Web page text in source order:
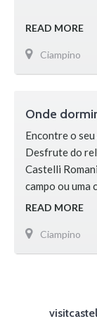
READ MORE
Ciampino
Onde dormir
Encontre o
Desfrute do
Castelli
campo ou uma
vai dominar os
área e
READ MORE
Ciampino